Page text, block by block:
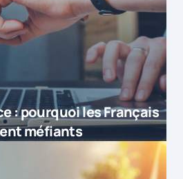
: pourquoi les Français
méfiants